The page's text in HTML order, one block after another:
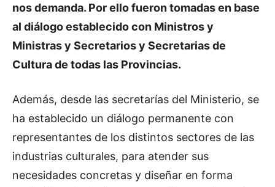
nos demanda. Por ello fueron tomadas en base
al diálogo establecido con Ministros y
Ministras y Secretarios y Secretarias de
Cultura de todas las Provincias.
Además, desde las secretarías del Ministerio, se
ha establecido un diálogo permanente con
representantes de los distintos sectores de las
industrias culturales, para atender sus
necesidades concretas y diseñar en forma